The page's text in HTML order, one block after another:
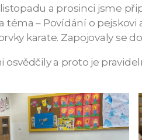
a prosinci jsme
– Povídání o pejskovi
karate. Zapojovaly se
a proto je